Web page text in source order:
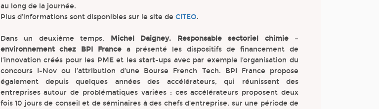
au long de la journée.
Plus d’informations sont disponibles sur le site de CITEO.
Dans un deuxième temps, Michel Daigney, Responsable sectoriel chimie –
environnement chez BPI France a présenté les dispositifs de financement de
l’innovation créés pour les PME et les start-ups avec par exemple l’organisation du
concours I-Nov ou l’attribution d’une Bourse French Tech. BPI France propose
également depuis quelques années des accélérateurs, qui réunissent des
entreprises autour de problématiques variées : ces accélérateurs proposent deux
fois 10 jours de conseil et de séminaires à des chefs d’entreprise, sur une période de